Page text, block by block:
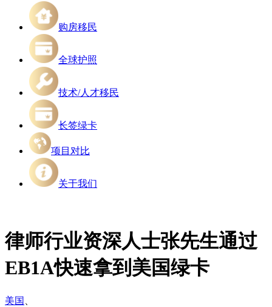
购房移民
全球护照
技术/人才移民
长签绿卡
项目对比
关于我们
律师行业资深人士张先生通过
EB1A快速拿到美国绿卡
美国